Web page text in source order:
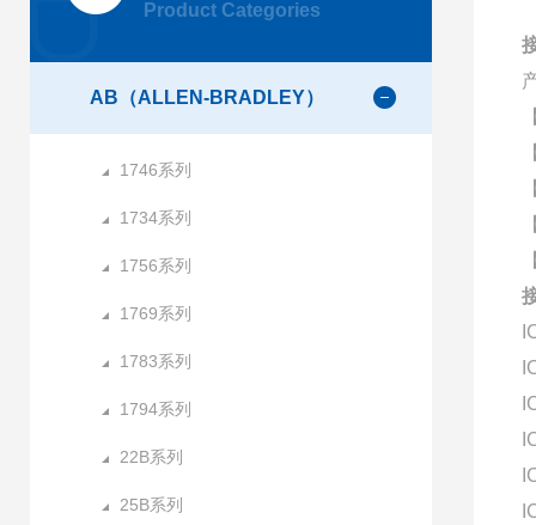
Product Categories
AB（ALLEN-BRADLEY）
1746系列
1734系列
1756系列
1769系列
1783系列
1794系列
22B系列
25B系列